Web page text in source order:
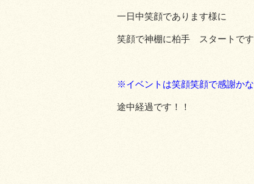
一日中笑顔であります様に
笑顔で神棚に柏手 スタートです
※イベントは笑顔笑顔で感謝かな
途中経過です！！